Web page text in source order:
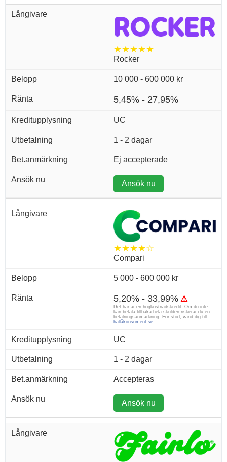
★★★★★
Rocker
10 000 - 600 000 kr
5,45% - 27,95%
UC
1 - 2 dagar
Ej accepterade
Ansök nu
★★★★☆
Compari
5 000 - 600 000 kr
5,20% - 33,99% ⚠
Det här är en högkostnadskredit. Om du inte
kan betala tillbaka hela skulden riskerar du en
betalningsanmärkning. För stöd, vänd dig till
hallåkonsument.se
UC
1 - 2 dagar
Accepteras
Ansök nu